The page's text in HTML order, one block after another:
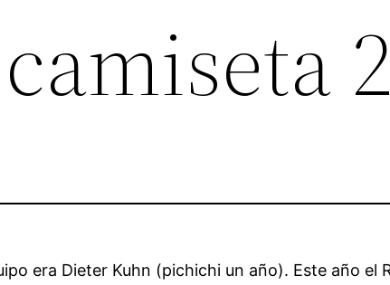
era Dieter Kuhn (pichichi un año). Este año el